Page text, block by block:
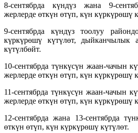
8-сентябрда күндүз жана 9-
жерлерде өткүн өтүп, күн күркүрөшү
9-сентябрда күндүз тоолуу
күркүрөшү күтүлөт, дыйканчылык
күтүлбөйт.
10-сентябрда түнкүсүн жаан-чачын
жерлерде өткүн өтүп, күн күркүрөшү
11-сентябрда түнкүсүн жаан-чачын
жерлерде өткүн өтүп, күн күркүрөшү
12-сентябрда жана 13-сентябрда
өткүн өтүп, күн күркүрөшү күтүлөт.